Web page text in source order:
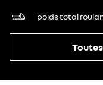
poids total